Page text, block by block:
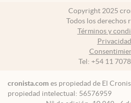
Copyright 2025
Todos los derechos
Términos y
Privacidad
Tel: +54 11
cronista.com es propiedad de El
propiedad intelectual: 56576959